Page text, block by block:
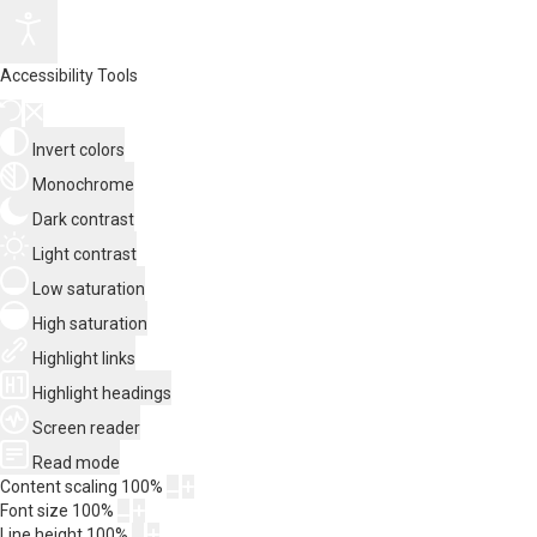
Accessibility Tools
Invert colors
Monochrome
Dark contrast
Light contrast
Low saturation
High saturation
Highlight links
Highlight headings
Screen reader
Read mode
Content scaling 100%
Font size 100%